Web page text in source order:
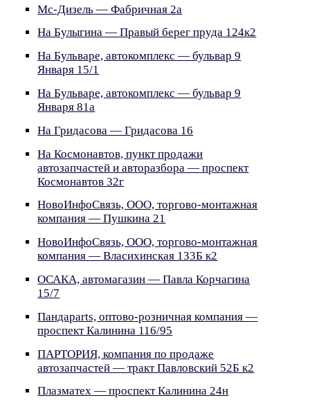
Мс-Дизель — Фабричная 2а
На Булыгина — Правый берег пруда 124к2
На Бульваре, автокомплекс — бульвар 9
Января 15/1
На Бульваре, автокомплекс — бульвар 9
Января 81а
На Гридасова — Гридасова 16
На Космонавтов, пункт продажи
автозапчастей и авторазбора — проспект
Космонавтов 32г
НовоИнфоСвязь, ООО, торгово-монтажная
компания — Пушкина 21
НовоИнфоСвязь, ООО, торгово-монтажная
компания — Власихинская 133Б к2
ОСАКА, автомагазин — Павла Корчагина
15/7
Пандаparts, оптово-розничная компания —
проспект Калинина 116/95
ПАРТОРИЯ, компания по продаже
автозапчастей — тракт Павловский 52Б к2
Плазматех — проспект Калинина 24н